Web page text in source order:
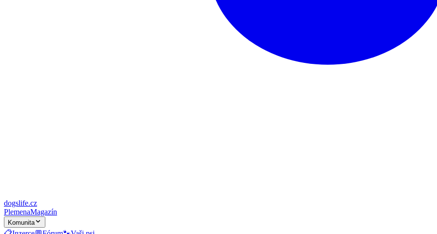
dogslife.cz
PlemenaMagazín
Komunita